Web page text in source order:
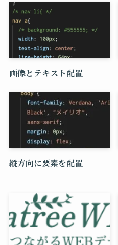
画像とテキスト配置
縦方向に要素を配置